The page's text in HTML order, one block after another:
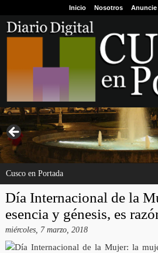
Inicio Nosotros Anuncie
Cusco en Portada
Día Internacional de la
esencia y génesis, es
miércoles, 7 marzo, 2018